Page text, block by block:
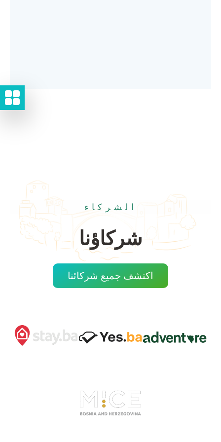
الشركاء
شركاؤنا
اكتشف جميع شركائنا